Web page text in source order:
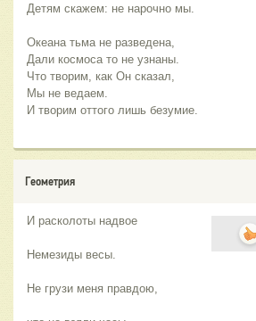
Детям скажем: не нарочно мы.
Океана тьма не разведена,
Дали космоса то не узнаны.
Что творим, как Он сказал,
Мы не ведаем.
И творим оттого лишь безумие.
Геометрия
И расколоты надвое
Немезиды весы.
Не грузи меня правдою,